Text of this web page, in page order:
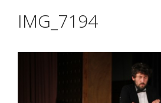
IMG_7194